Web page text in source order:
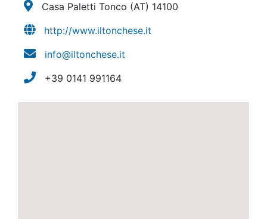
Casa Paletti Tonco (AT) 14100
http://www.iltonchese.it
info@iltonchese.it
+39 0141 991164